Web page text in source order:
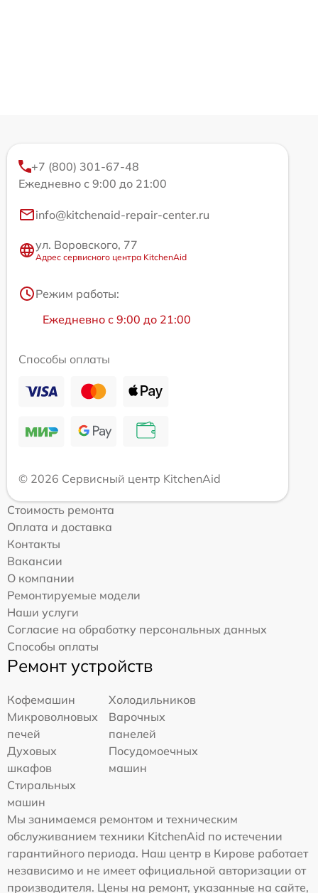
+7 (800) 301-67-48
Ежедневно с 9:00 до 21:00
info@kitchenaid-repair-center.ru
ул. Воровского, 77
Адрес сервисного центра KitchenAid
Режим работы:
Ежедневно с 9:00 до 21:00
Способы оплаты
© 2026 Сервисный центр KitchenAid
Стоимость ремонта
Оплата и доставка
Контакты
Вакансии
О компании
Ремонтируемые модели
Наши услуги
Согласие на обработку персональных данных
Способы оплаты
Ремонт устройств
Кофемашин
Холодильников
Микроволновых
печей
Варочных
панелей
Духовых
шкафов
Посудомоечных
машин
Стиральных
машин
Мы занимаемся ремонтом и техническим
обслуживанием техники KitchenAid по истечении
гарантийного периода. Наш центр в Кирове работает
независимо и не имеет официальной авторизации от
производителя. Цены на ремонт, указанные на сайте,